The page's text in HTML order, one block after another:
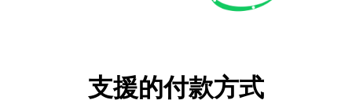
支援的付款方式